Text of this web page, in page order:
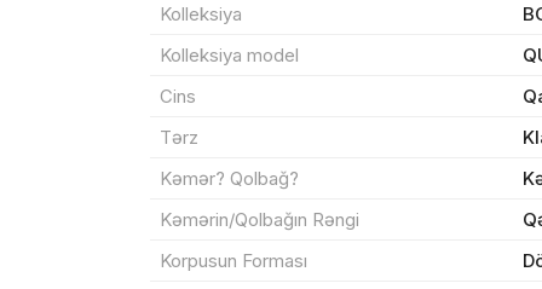
Kolleksiya
Kolleksiya model
Cins
Tərz
Kəmər? Qolbağ?
Kəmərin/Qolbağın Rəngi
Korpusun Forması